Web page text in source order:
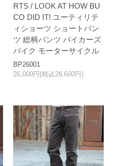
RTS / LOOK AT HOW BU
CO DID IT! ユーティリテ
ィショーツ ショートパン
ツ 総柄パンツ バイカーズ
バイク モーターサイクル
BP26001
26,000円(税込28,600円)